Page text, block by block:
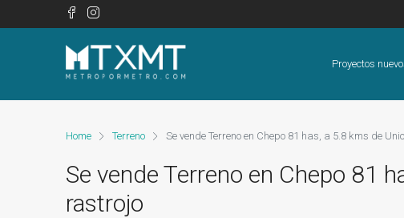
Proyectos
Home Terreno Se vende Terreno en Chepo 81 has, a 5.8 kms de
Se vende Terreno en Chepo 81
rastrojo